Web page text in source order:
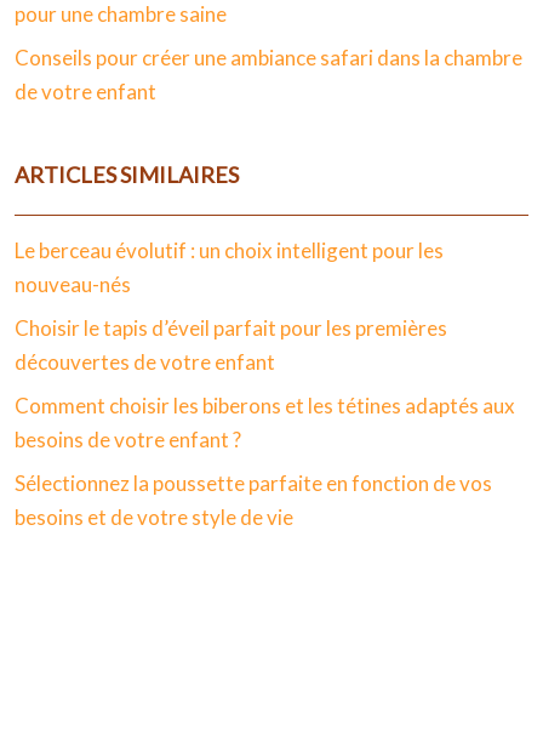
pour une chambre saine
Conseils pour créer une ambiance safari dans la chambre
de votre enfant
ARTICLES SIMILAIRES
Le berceau évolutif : un choix intelligent pour les
nouveau-nés
Choisir le tapis d’éveil parfait pour les premières
découvertes de votre enfant
Comment choisir les biberons et les tétines adaptés aux
besoins de votre enfant ?
Sélectionnez la poussette parfaite en fonction de vos
besoins et de votre style de vie